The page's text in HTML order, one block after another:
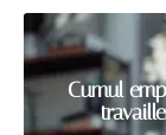
Cumul